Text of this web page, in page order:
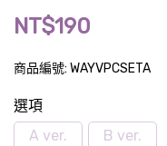
NT$190
商品編號: WAYVPCSETA
選項
A ver.
B ver.